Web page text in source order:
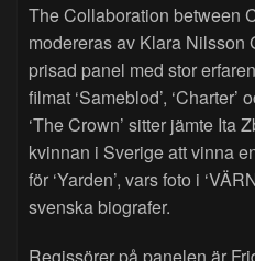
The Collaboration between
modereras av Klara Nilsson
prisad panel med stor
filmat ‘Sameblod’,
‘The Crown’ sitter jämte Ita
kvinnan i Sverige att vinna
för ‘Yarden’, vars foto i
svenska biografer.
Regissörer på panelen är